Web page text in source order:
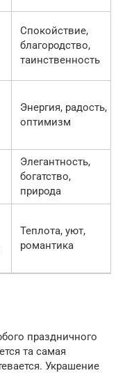
Спокойствие,
благородство,
таинственность
Энергия, радость,
оптимизм
Элегантность,
богатство,
природа
Теплота, уют,
романтика
праздничного
та самая
Украшение